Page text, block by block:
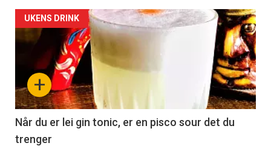
Forsiden
akkurat
nå
-
2
+
UKENS DRINK
Når du er lei gin tonic, er en pisco sour det du
trenger